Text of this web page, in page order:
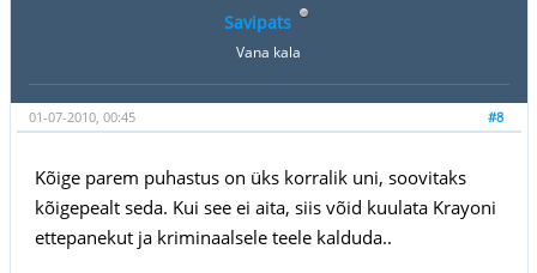
Savipats
Vana kala
#8
01-07-2010, 00:45
Kõige parem puhastus on üks korralik uni, soovitaks
kõigepealt seda. Kui see ei aita, siis võid kuulata Krayoni
ettepanekut ja kriminaalsele teele kalduda..